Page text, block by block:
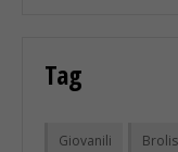
Tag
Giovanili Brolis